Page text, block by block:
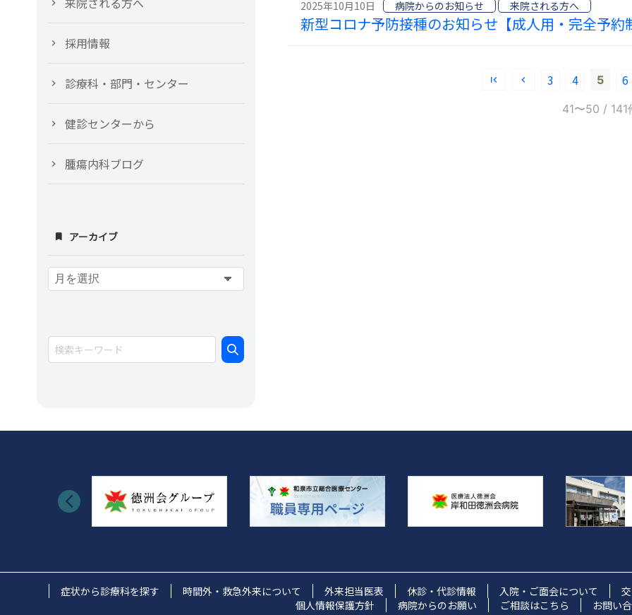
新型コロナ予防接種のお知らせ【成人用・完全予約
2025年10月10日 病院からのお知らせ 来院される方へ
3 4 5 6
41〜50 / 141
採用情報
診療科・部門・センター
健診センターから
腫瘍内科ブログ
アーカイブ
ー
カ
症状から診療科を探す 時間外・救急外来について 外来担当医表 休診・代診情報 入院・ご面会について
個人情報保護方針
病院からのお願い ご相談はこちら お問い